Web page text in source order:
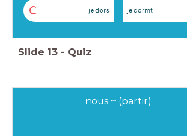
C je dors je dormt
Slide 13 - Quiz
nous ~ (partir)